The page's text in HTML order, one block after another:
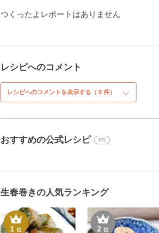
つくったよレポートはありません
レシピへのコメント
レシピへのコメントを表示する（ 0 件）
おすすめの公式レシピ PR
生春巻きの人気ランキング
1位 2位